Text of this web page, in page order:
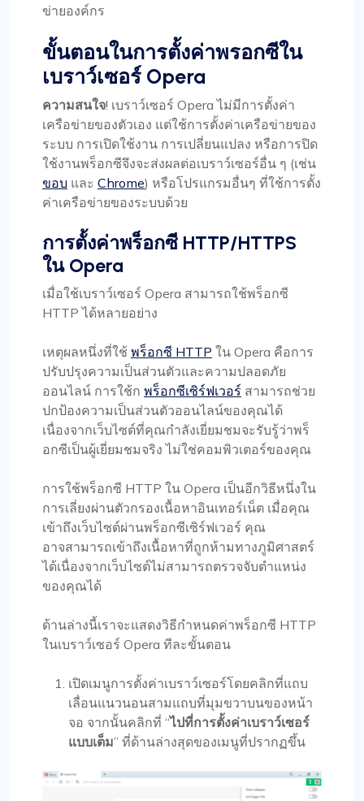
ข่ายองค์กร
ขั้นตอนในการตั้งค่าพรอกซีใน
เบราว์เซอร์ Opera
ความสนใจ! เบราว์เซอร์ Opera ไม่มีการตั้งค่า
เครือข่ายของตัวเอง แต่ใช้การตั้งค่าเครือข่ายของ
ระบบ การเปิดใช้งาน การเปลี่ยนแปลง หรือการปิด
ใช้งานพร็อกซีจึงจะส่งผลต่อเบราว์เซอร์อื่น ๆ (เช่น
ขอบ และ Chrome) หรือโปรแกรมอื่นๆ ที่ใช้การตั้ง
ค่าเครือข่ายของระบบด้วย
การตั้งค่าพร็อกซี HTTP/HTTPS
ใน Opera
เมื่อใช้เบราว์เซอร์ Opera สามารถใช้พร็อกซี
HTTP ได้หลายอย่าง
เหตุผลหนึ่งที่ใช้ พร็อกซี HTTP ใน Opera คือการ
ปรับปรุงความเป็นส่วนตัวและความปลอดภัย
ออนไลน์ การใช้ก พร็อกซีเซิร์ฟเวอร์ สามารถช่วย
ปกป้องความเป็นส่วนตัวออนไลน์ของคุณได้
เนื่องจากเว็บไซต์ที่คุณกำลังเยี่ยมชมจะรับรู้ว่าพร็
อกซีเป็นผู้เยี่ยมชมจริง ไม่ใช่คอมพิวเตอร์ของคุณ
การใช้พร็อกซี HTTP ใน Opera เป็นอีกวิธีหนึ่งใน
การเลี่ยงผ่านตัวกรองเนื้อหาอินเทอร์เน็ต เมื่อคุณ
เข้าถึงเว็บไซต์ผ่านพร็อกซีเซิร์ฟเวอร์ คุณ
อาจสามารถเข้าถึงเนื้อหาที่ถูกห้ามทางภูมิศาสตร์
ได้เนื่องจากเว็บไซต์ไม่สามารถตรวจจับตำแหน่ง
ของคุณได้
ด้านล่างนี้เราจะแสดงวิธีกำหนดค่าพร็อกซี HTTP
ในเบราว์เซอร์ Opera ทีละขั้นตอน
เปิดเมนูการตั้งค่าเบราว์เซอร์โดยคลิกที่แถบ
เลื่อนแนวนอนสามแถบที่มุมขวาบนของหน้า
จอ จากนั้นคลิกที่ “ไปที่การตั้งค่าเบราว์เซอร์
แบบเต็ม” ที่ด้านล่างสุดของเมนูที่ปรากฏขึ้น